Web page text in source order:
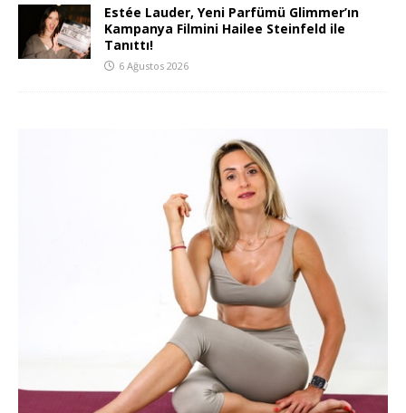
Estée Lauder, Yeni Parfümü Glimmer’ın
Kampanya Filmini Hailee Steinfeld ile
Tanıttı!
6 Ağustos 2026